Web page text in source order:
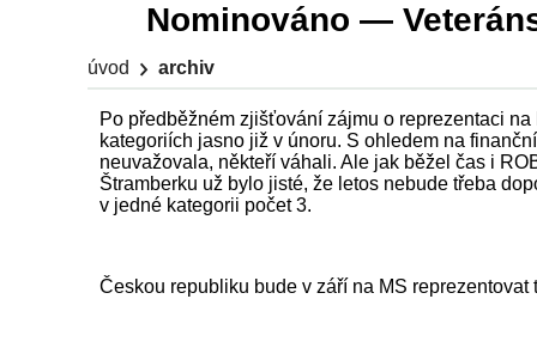
Nominováno —
úvod archiv
Po předběžném zjišťování zájmu o reprezentaci
kategoriích jasno již v únoru. S ohledem na
neuvažovala, někteří váhali. Ale jak běžel čas i
Štramberku už bylo jisté, že letos nebude třeba
v jedné kategorii počet 3.
Českou republiku bude v září na MS